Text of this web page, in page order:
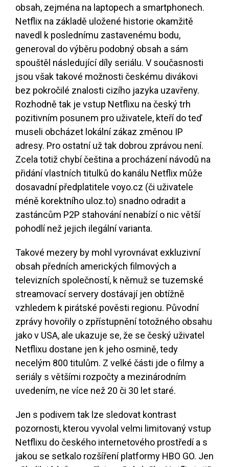
obsah, zejména na laptopech a smartphonech.
Netflix na základě uložené historie okamžitě
navedl k poslednímu zastavenému bodu,
generoval do výběru podobný obsah a sám
spouštěl následující díly seriálu. V současnosti
jsou však takové možnosti českému divákovi
bez pokročilé znalosti cizího jazyka uzavřeny.
Rozhodně tak je vstup Netflixu na český trh
pozitivním posunem pro uživatele, kteří do teď
museli obcházet lokální zákaz změnou IP
adresy. Pro ostatní už tak dobrou zprávou není.
Zcela totiž chybí čeština a procházení návodů na
přidání vlastních titulků do kanálu Netflix může
dosavadní předplatitele voyo.cz (či uživatele
méně korektního uloz.to) snadno odradit a
zastáncům P2P stahování nenabízí o nic větší
pohodlí než jejich ilegální varianta.
Takové mezery by mohl vyrovnávat exkluzivní
obsah předních amerických filmových a
televizních společností, k němuž se tuzemské
streamovací servery dostávají jen obtížně
vzhledem k pirátské pověsti regionu. Původní
zprávy hovořily o zpřístupnění totožného obsahu
jako v USA, ale ukazuje se, že se český uživatel
Netflixu dostane jen k jeho osmině, tedy
necelým 800 titulům. Z velké části jde o filmy a
seriály s většími rozpočty a mezinárodním
uvedením, ne více než 20 či 30 let staré.
Jen s podivem tak lze sledovat kontrast
pozornosti, kterou vyvolal velmi limitovaný vstup
Netflixu do českého internetového prostředí a s
jakou se setkalo rozšíření platformy HBO GO. Jen